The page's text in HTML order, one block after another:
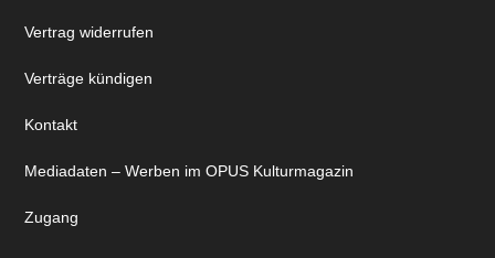
Vertrag widerrufen
Verträge kündigen
Kontakt
Mediadaten – Werben im OPUS Kulturmagazin
Zugang